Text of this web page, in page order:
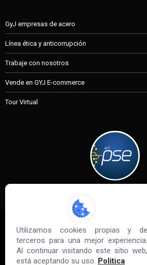
Utilizamos cookies propias y de
terceros para una mejor experiencia.
Al continuar visitando este sitio web,
está aceptando su uso. Politica
GyJ empresas de acero
Línea ética y anticorrupción
Trabaje con nosotros
Vende en GYJ E-commerce
Tour Virtual
© 2022 G&J Empresas de Acero. All Rights
Sd3